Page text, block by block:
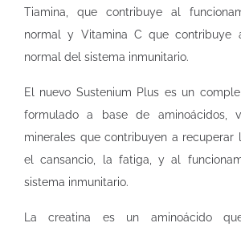
Tiamina, que contribuye al
normal y Vitamina C que contribuye
normal del sistema inmunitario.
El nuevo Sustenium Plus es un
formulado a base de aminoácidos,
minerales que contribuyen a recuperar
el cansancio, la fatiga, y al
sistema inmunitario.
La creatina es un aminoácido